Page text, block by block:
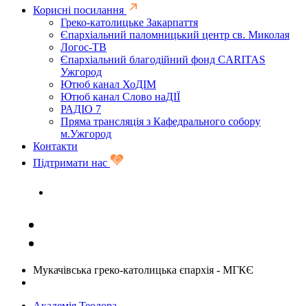
Корисні посилання
Греко-католицьке Закарпаття
Єпархіальний паломницький центр св. Миколая
Логос-ТВ
Єпархіальний благодійний фонд CARITAS
Ужгород
Ютюб канал ХоДІМ
Ютюб канал Слово наДІЇ
РАДІО 7
Пряма трансляція з Кафедрального собору
м.Ужгород
Контакти
Підтримати нас
Мукачівська греко-католицька єпархія - МГКЄ